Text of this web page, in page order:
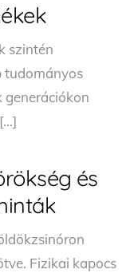
szintén
tudományos
és
Fizikai kapocs